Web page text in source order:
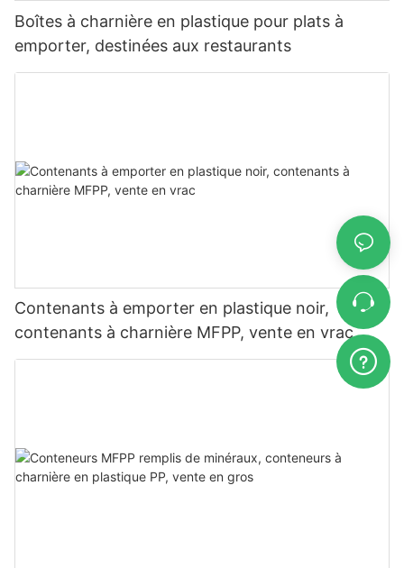
Boîtes à charnière en plastique pour plats à
emporter, destinées aux restaurants
Contenants à emporter en plastique noir,
contenants à charnière MFPP, vente en vrac